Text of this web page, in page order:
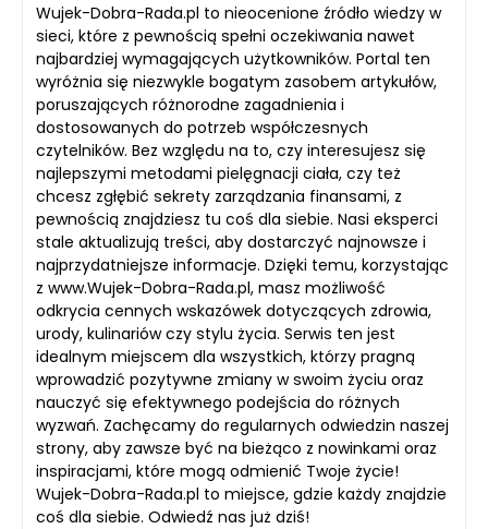
Wujek-Dobra-Rada.pl to nieocenione źródło wiedzy w
sieci, które z pewnością spełni oczekiwania nawet
najbardziej wymagających użytkowników. Portal ten
wyróżnia się niezwykle bogatym zasobem artykułów,
poruszających różnorodne zagadnienia i
dostosowanych do potrzeb współczesnych
czytelników. Bez względu na to, czy interesujesz się
najlepszymi metodami pielęgnacji ciała, czy też
chcesz zgłębić sekrety zarządzania finansami, z
pewnością znajdziesz tu coś dla siebie. Nasi eksperci
stale aktualizują treści, aby dostarczyć najnowsze i
najprzydatniejsze informacje. Dzięki temu, korzystając
z www.Wujek-Dobra-Rada.pl, masz możliwość
odkrycia cennych wskazówek dotyczących zdrowia,
urody, kulinariów czy stylu życia. Serwis ten jest
idealnym miejscem dla wszystkich, którzy pragną
wprowadzić pozytywne zmiany w swoim życiu oraz
nauczyć się efektywnego podejścia do różnych
wyzwań. Zachęcamy do regularnych odwiedzin naszej
strony, aby zawsze być na bieżąco z nowinkami oraz
inspiracjami, które mogą odmienić Twoje życie!
Wujek-Dobra-Rada.pl to miejsce, gdzie każdy znajdzie
coś dla siebie. Odwiedź nas już dziś!